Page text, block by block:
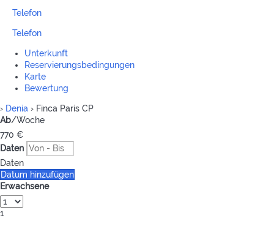
Telefon
Telefon
Unterkunft
Reservierungsbedingungen
Karte
Bewertung
› Denia › Finca Paris CP
Ab/Woche
770 €
Daten
Daten
Datum hinzufügen
Erwachsene
1